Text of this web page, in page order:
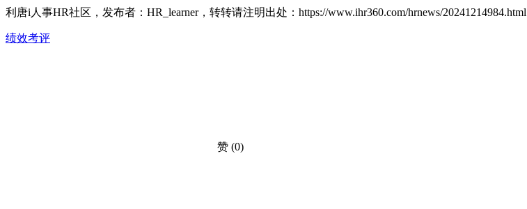
利唐i人事HR社区，发布者：HR_learner，转转请注明出处： https://www.ihr360.com/hrnews/20241214984.html
绩效考评
赞 (0)